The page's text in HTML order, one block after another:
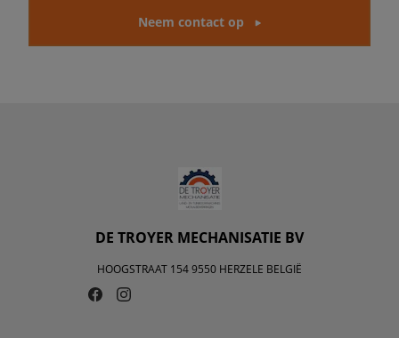
Neem contact op
DE TROYER MECHANISATIE BV
HOOGSTRAAT 154 9550 HERZELE BELGIË